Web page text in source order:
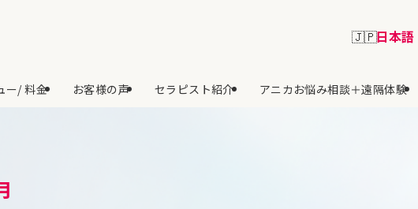
ー/ 料金 お客様の声 セラピスト紹介 アニカお悩み相談＋遠隔体験
日本語